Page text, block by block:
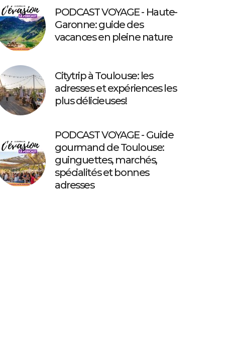
PODCAST VOYAGE - Haute-
Garonne: guide des
vacances en pleine nature
Citytrip à Toulouse: les
adresses et expériences les
plus délicieuses!
PODCAST VOYAGE - Guide
gourmand de Toulouse:
guinguettes, marchés,
spécialités et bonnes
adresses